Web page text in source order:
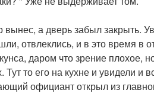
а дверь забыл закрыть.
отвлеклись, и в это время в
даром что зрение плохое,
то его на кухне и увидели и
официант открыл из